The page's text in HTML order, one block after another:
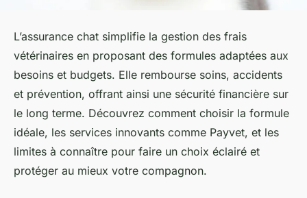
L’assurance chat simplifie la gestion des frais
vétérinaires en proposant des formules adaptées aux
besoins et budgets. Elle rembourse soins, accidents
et prévention, offrant ainsi une sécurité financière sur
le long terme. Découvrez comment choisir la formule
idéale, les services innovants comme Payvet, et les
limites à connaître pour faire un choix éclairé et
protéger au mieux votre compagnon.